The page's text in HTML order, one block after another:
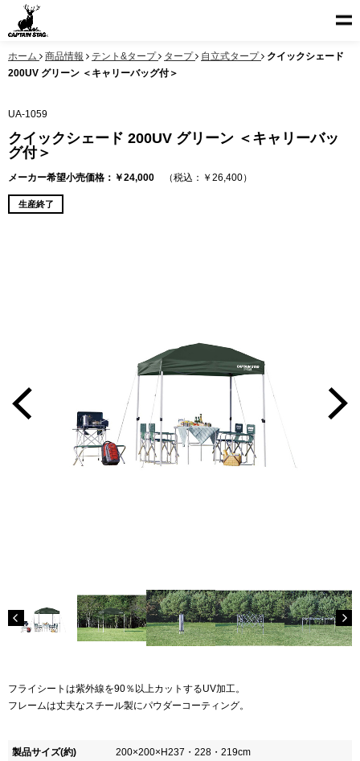
ホーム 商品情報 テント&タープ タープ 自立式タープ
クイックシェード
200UV グリーン ＜キャリーバッグ付＞
UA-1059
クイックシェード 200UV グリーン ＜キャリーバッ
グ付＞
メーカー希望小売価格：￥24,000 （税込：￥26,400）
生産終了
フライシートは紫外線を90％以上カットするUV加工。
フレームは丈夫なスチール製にパウダーコーティング。
製品サイズ(約) 200×200×H237・228・219cm